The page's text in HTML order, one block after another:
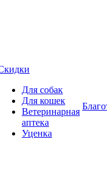
Для собак
Для кошек
Ветеринарная
аптека
Уценка